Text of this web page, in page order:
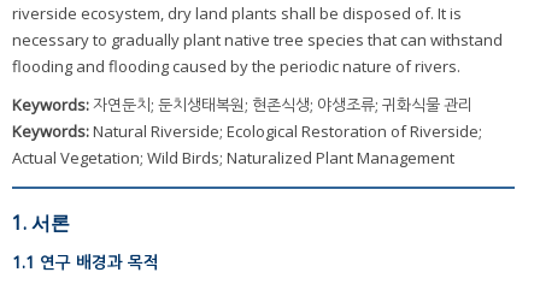
riverside ecosystem, dry land plants shall be disposed of. It is
necessary to gradually plant native tree species that can withstand
flooding and flooding caused by the periodic nature of rivers.
Keywords:자연둔치; 둔치생태복원; 현존식생; 야생조류; 귀화식물 관리
Keywords:Natural Riverside; Ecological Restoration of Riverside;
Actual Vegetation; Wild Birds; Naturalized Plant Management
1. 서론
1.1 연구 배경과 목적